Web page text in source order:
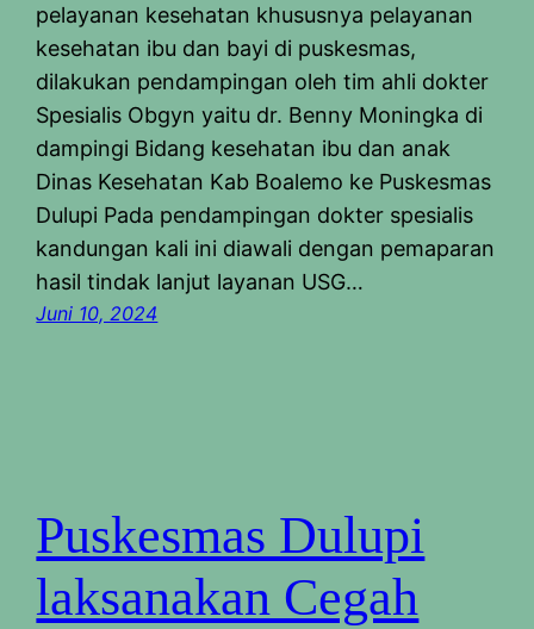
pelayanan kesehatan khususnya pelayanan
kesehatan ibu dan bayi di puskesmas,
dilakukan pendampingan oleh tim ahli dokter
Spesialis Obgyn yaitu dr. Benny Moningka di
dampingi Bidang kesehatan ibu dan anak
Dinas Kesehatan Kab Boalemo ke Puskesmas
Dulupi Pada pendampingan dokter spesialis
kandungan kali ini diawali dengan pemaparan
hasil tindak lanjut layanan USG…
Juni 10, 2024
Puskesmas Dulupi
laksanakan Cegah